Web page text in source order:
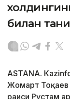
билан
ASTANА.
Жомарт Тоқаев
раиси Рустам